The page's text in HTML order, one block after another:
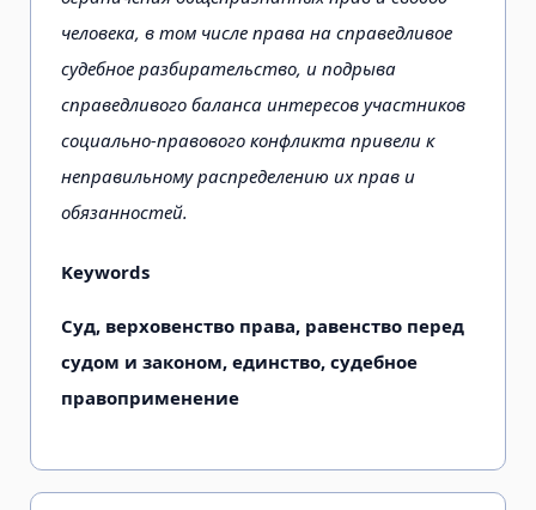
человека, в том числе права на справедливое
судебное разбирательство, и подрыва
справедливого баланса интересов участников
социально-правового конфликта привели к
неправильному распределению их прав и
обязанностей.
Keywords
Суд, верховенство права, равенство перед
судом и законом, единство, судебное
правоприменение